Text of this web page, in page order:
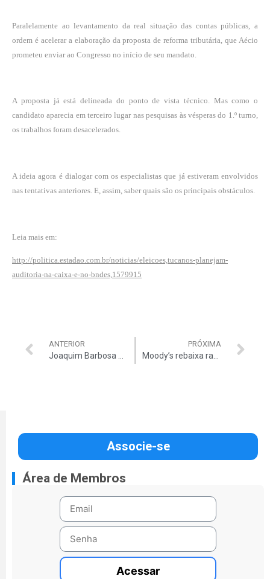
Paralelamente ao levantamento da real situação das contas públicas, a
ordem é acelerar a elaboração da proposta de reforma tributária, que Aécio
prometeu enviar ao Congresso no início de seu mandato.
A proposta já está delineada do ponto de vista técnico. Mas como o
candidato aparecia em terceiro lugar nas pesquisas às vésperas do 1.º turno,
os trabalhos foram desacelerados.
A ideia agora é dialogar com os especialistas que já estiveram envolvidos
nas tentativas anteriores. E, assim, saber quais são os principais obstáculos.
Leia mais em:
http://politica.estadao.com.br/noticias/eleicoes,tucanos-planejam-
auditoria-na-caixa-e-no-bndes,1579915
ANTERIOR
Joaquim Barbosa obtém registro de advogado
PRÓXIMA
Moody’s rebaixa rating da Petrobrás
Associe-se
Área de Membros
Acessar